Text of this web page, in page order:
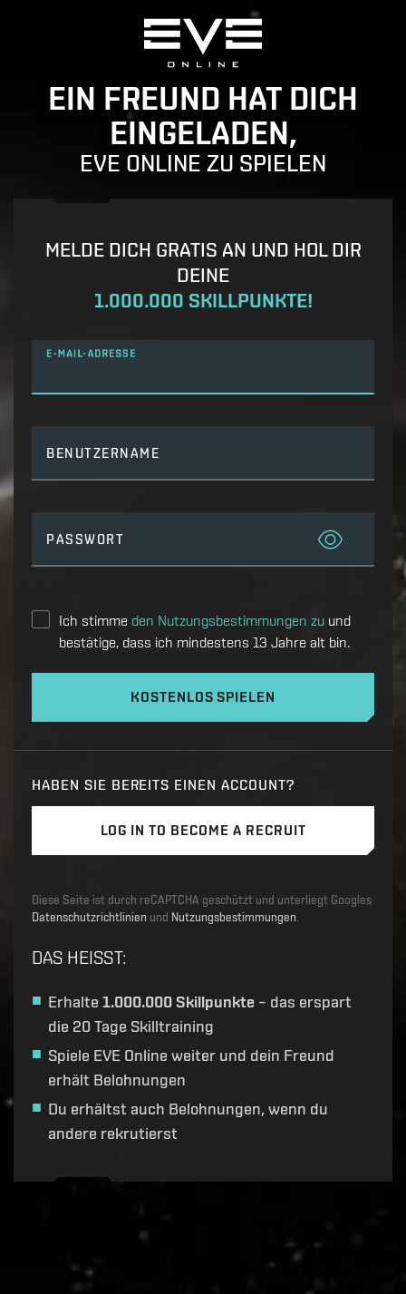
EIN FREUND HAT DICH
EINGELADEN,
EVE ONLINE ZU SPIELEN
MELDE DICH GRATIS AN UND HOL DIR
DEINE
1.000.000 SKILLPUNKTE!
E-MAIL-ADRESSE
BENUTZERNAME
PASSWORT
Ich stimme den Nutzungsbestimmungen zu und
bestätige, dass ich mindestens 13 Jahre alt bin.
KOSTENLOS SPIELEN
HABEN SIE BEREITS EINEN ACCOUNT?
LOG IN TO BECOME A RECRUIT
Diese Seite ist durch reCAPTCHA geschützt und unterliegt Googles
Datenschutzrichtlinien und Nutzungsbestimmungen.
DAS HEISST :
Erhalte 1.000.000 Skillpunkte – das erspart
die 20 Tage Skilltraining
Spiele EVE Online weiter und dein Freund
erhält Belohnungen
Du erhältst auch Belohnungen, wenn du
andere rekrutierst
live.evetech.net/api/v1